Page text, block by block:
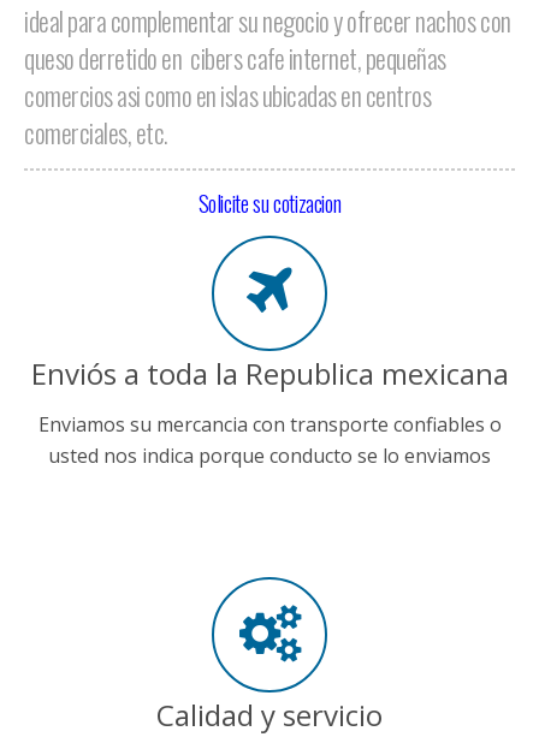
ideal para complementar su negocio y ofrecer nachos con
queso derretido en cibers cafe internet, pequeñas
comercios asi como en islas ubicadas en centros
comerciales, etc.
Solicite su cotizacion
Enviós a toda la Republica mexicana
Enviamos su mercancia con transporte confiables o
usted nos indica porque conducto se lo enviamos
Calidad y servicio